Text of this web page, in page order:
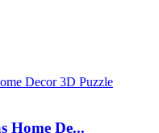
Home De...